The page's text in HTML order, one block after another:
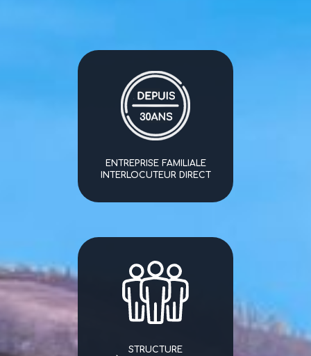
ENTREPRISE FAMILIALE
INTERLOCUTEUR DIRECT
STRUCTURE